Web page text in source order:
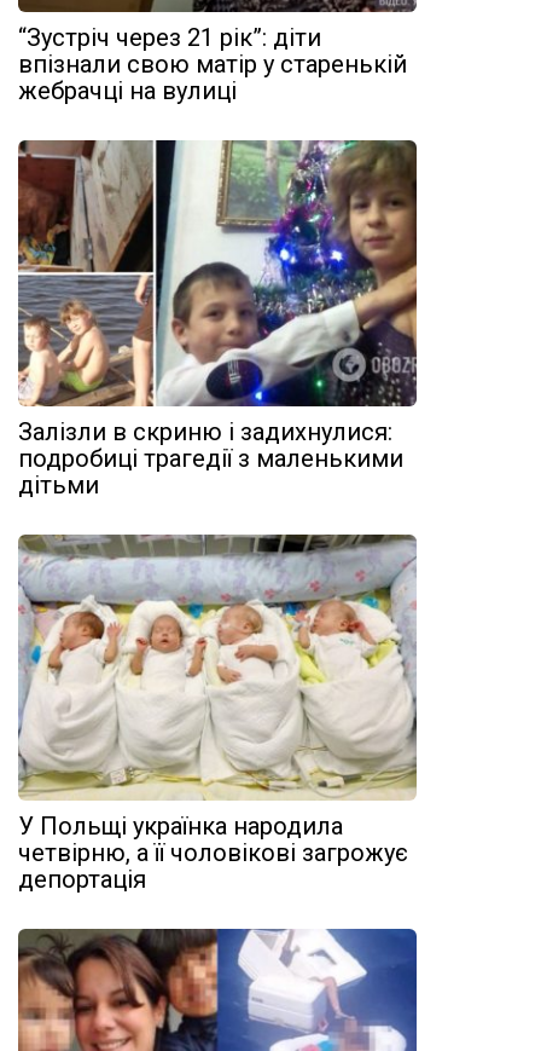
“Зустріч через 21 рік”: діти
впізнали свою матір у старенькій
жебрачці на вулиці
Залізли в скриню і задихнулися:
подробиці трагедії з маленькими
дітьми
У Польщі українка народила
четвірню, а її чоловікові загрожує
депортація